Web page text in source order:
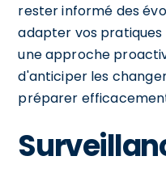
rester informé des
adapter vos
une approche
d'anticiper les
préparer